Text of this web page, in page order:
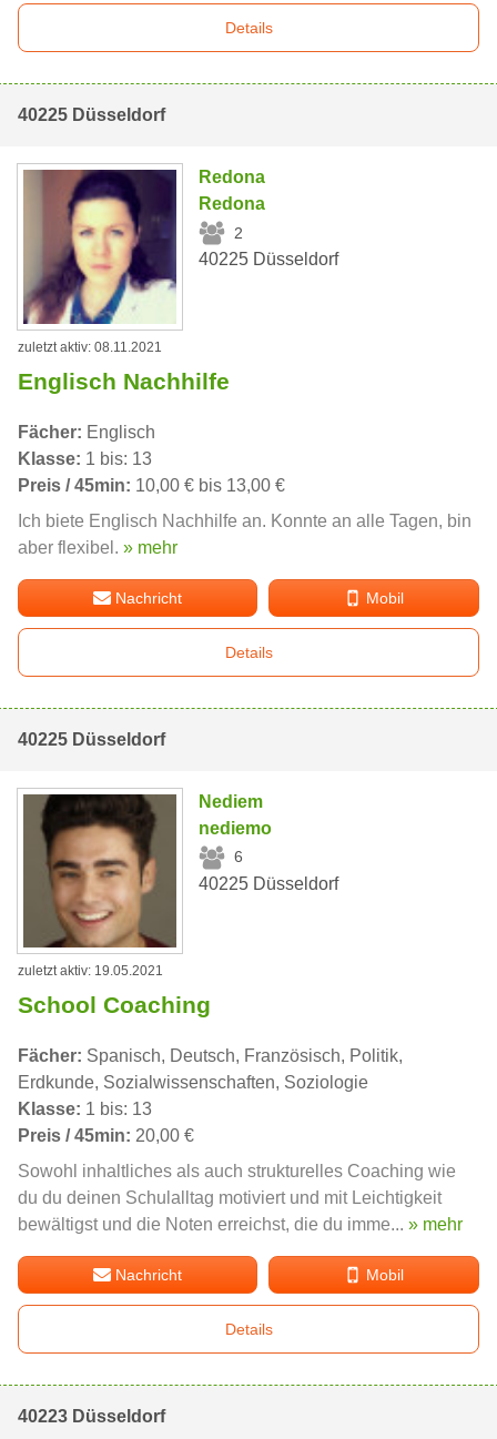
Details
40225 Düsseldorf
Redona
Redona
2
40225 Düsseldorf
zuletzt aktiv: 08.11.2021
Englisch Nachhilfe
Fächer: Englisch
Klasse: 1 bis: 13
Preis / 45min: 10,00 € bis 13,00 €
Ich biete Englisch Nachhilfe an. Konnte an alle Tagen, bin
aber flexibel. » mehr
Nachricht Mobil
Details
40225 Düsseldorf
Nediem
nediemo
6
40225 Düsseldorf
zuletzt aktiv: 19.05.2021
School Coaching
Fächer: Spanisch, Deutsch, Französisch, Politik,
Erdkunde, Sozialwissenschaften, Soziologie
Klasse: 1 bis: 13
Preis / 45min: 20,00 €
Sowohl inhaltliches als auch strukturelles Coaching wie
du du deinen Schulalltag motiviert und mit Leichtigkeit
bewältigst und die Noten erreichst, die du imme... » mehr
Nachricht Mobil
Details
40223 Düsseldorf